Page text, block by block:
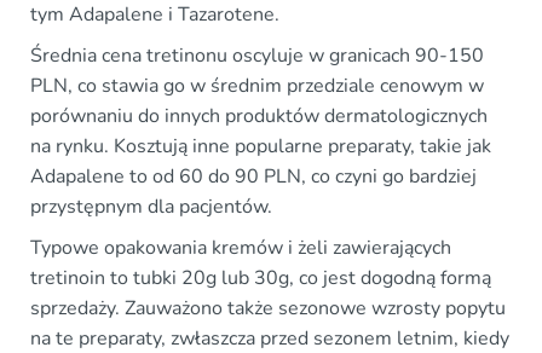
tym Adapalene i Tazarotene.
Średnia cena tretinonu oscyluje w granicach 90-150
PLN, co stawia go w średnim przedziale cenowym w
porównaniu do innych produktów dermatologicznych
na rynku. Kosztują inne popularne preparaty, takie jak
Adapalene to od 60 do 90 PLN, co czyni go bardziej
przystępnym dla pacjentów.
Typowe opakowania kremów i żeli zawierających
tretinoin to tubki 20g lub 30g, co jest dogodną formą
sprzedaży. Zauważono także sezonowe wzrosty popytu
na te preparaty, zwłaszcza przed sezonem letnim, kiedy